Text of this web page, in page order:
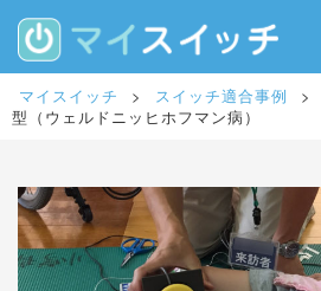
マイスイッチ > スイッチ適合事例 >
型（ウェルドニッヒホフマン病）